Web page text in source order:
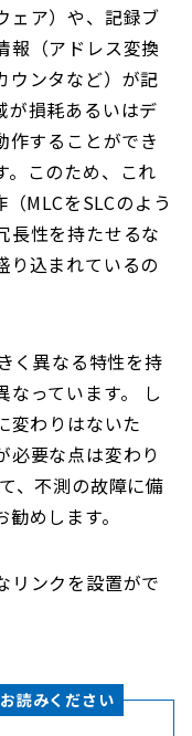
ェア）や、記録ブ
報（アドレス変換
ウンタなど）が記
が損耗あるいはデ
作することができ
。このため、これ
MLCをSLCのよう
長性を持たせるな
り込まれているの
く異なる特性を持
なっています。 し
変わりはないた
必要な点は変わり
、不測の故障に備
めします。
リンクを設置がで
読みください